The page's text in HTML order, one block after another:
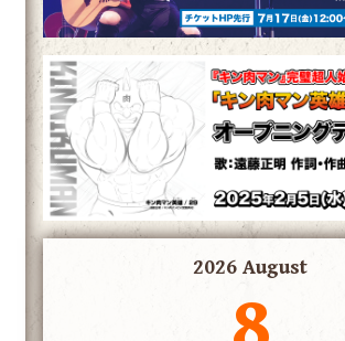
2026 August